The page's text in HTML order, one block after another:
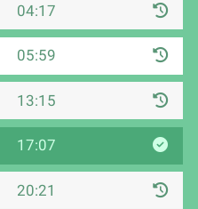
04:17
05:59
13:15
17:07
20:21